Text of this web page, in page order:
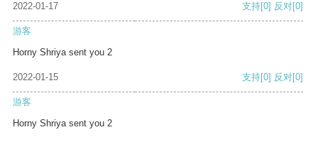
2022-01-17 支持[0] 反对[0]
游客
Horny Shriya sent you 2
2022-01-15 支持[0] 反对[0]
游客
Horny Shriya sent you 2